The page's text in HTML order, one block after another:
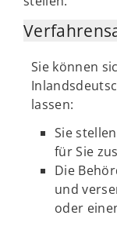
Sie können
lassen:
Sie
für Sie
Die
und
oder